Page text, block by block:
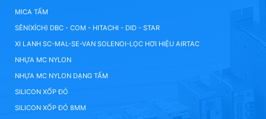
MICA TẤM
SÊN(XÍCH) DBC - COM - HITACHI - DID - STAR
XI LANH SC-MAL-SE-VAN SOLENOI-LỌC HƠI HIỆU AIRTAC
NHỰA MC NYLON
NHỰA MC NYLON DẠNG TẤM
SILICON XỐP ĐỎ
SILICON XỐP ĐỎ 8MM